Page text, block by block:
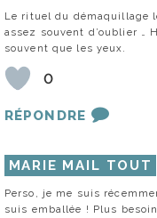
Le rituel du démaquillage
assez souvent d’oublier …
souvent que les yeux.
0
RÉPONDRE
MARIE MAIL TOUT
Perso, je me suis
suis emballée ! Plus